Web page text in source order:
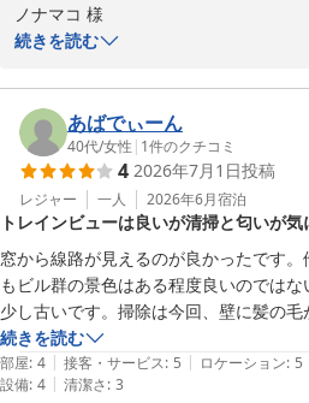
ノナマコ 様
この度はホテルメトロポリタン 丸の内
上げます。駅からのアクセスや、お
応につきましてお褒めいただき心よ
がら、客室の浴室タイルのカビやドラ
が行き届いておらず、ご不快の念をお
お詫び申し上げます。いただいたご指
のチェック体制を強化・徹底し、清潔
まいります。ノナマコ様のまたのお帰
待ち申し上げております。
ホテルメトロポリタン丸の内
2026-08-03
続きを読む
あばでぃーん
40代/女性 | 1件のクチコミ
4 2026年7月1日投稿
レジャー 一人 2026年6月宿泊
トレインビューは良いが清掃と匂いが気
窓から線路が見えるのが良かったです
もビル群の景色はある程度良いのでは
少し古いです。掃除は今回、壁に髪の
しています。後は部屋の匂いが気になり
く、色んな人が泊まる事によって蓄積さ
すが、私は匂いに敏感な方なのでやはり
続きを読む
部屋: 4 | 接客・サービス: 5 | ロケーション: 5
設備: 4 | 清潔さ: 3